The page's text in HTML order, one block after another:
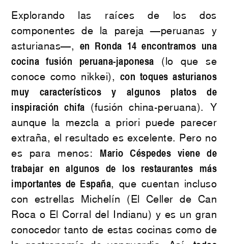
Explorando las raíces de los dos
componentes de la pareja —peruanas y
asturianas—, en Ronda 14 encontramos una
cocina fusión peruana-japonesa (lo que se
conoce como nikkei), con toques asturianos
muy característicos y algunos platos de
inspiración chifa (fusión china-peruana). Y
aunque la mezcla a priori puede parecer
extraña, el resultado es excelente. Pero no
es para menos: Mario Céspedes viene de
trabajar en algunos de los restaurantes más
importantes de España, que cuentan incluso
con estrellas Michelín (El Celler de Can
Roca o El Corral del Indianu) y es un gran
conocedor tanto de estas cocinas como de